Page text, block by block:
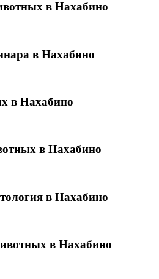
в Нахабино
в Нахабино
в Нахабино
в Нахабино
в Нахабино
в Нахабино